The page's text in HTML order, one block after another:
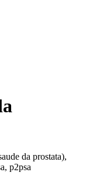
da prostata),
p2psa